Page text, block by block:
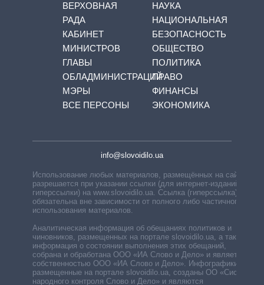
ВЕРХОВНАЯ
РАДА
КАБИНЕТ
МИНИСТРОВ
ГЛАВЫ
ОБЛАДМИНИСТРАЦИЙ
МЭРЫ
ВСЕ ПЕРСОНЫ
НАУКА
НАЦИОНАЛЬНАЯ
БЕЗОПАСНОСТЬ
ОБЩЕСТВО
ПОЛИТИКА
ПРАВО
ФИНАНСЫ
ЭКОНОМИКА
info@slovoidilo.ua
Использование любых материалов, размещённых на сайте,
разрешается при указании ссылки (для интернет-изданий —
гиперссылки) на www.slovoidilo.ua. Ссылка (гиперссылка)
обязательна вне зависимости от полного либо частичного
использования материалов.
Аналитическая информация об обещаниях политиков и
чиновников, размещенных на портале slovoidilo.ua, а также
информация о состоянии выполнения этих обещаний,
собрана и обработана ООО «ИА Слово и Дело» и является
собственностью ООО «ИА Слово и Дело». Инфографики,
размещенные на портале slovoidilo.ua, созданы ОО «Система
народного контроля Слово и Дело» и являются